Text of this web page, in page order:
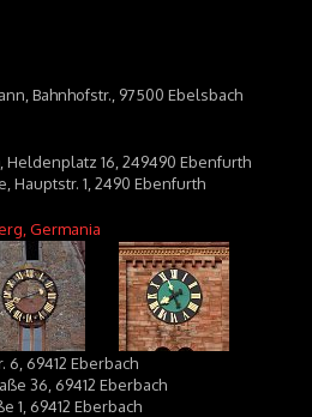
Bahnhofstr., 97500 Ebelsbach
Heldenplatz 16, 249490 Ebenfurth
Hauptstr. 1, 2490 Ebenfurth
Germania
6, 69412 Eberbach
36, 69412 Eberbach
1, 69412 Eberbach